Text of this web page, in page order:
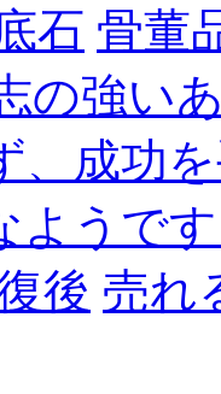
石 骨董
の強い
、成功
ようで
後 売れ